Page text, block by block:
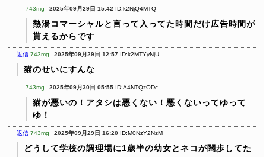
743mg 2025年09月29日 15:42 ID:k2NjQ4MTQ
熱湯コマーシャルと言って入ってた時間だけ広告時間が
貰えるからです
返信 743mg 2025年09月29日 12:57 ID:k2MTYyNjU
猫のせいにすんな
743mg 2025年09月30日 05:55 ID:A4NTQzODc
猫が悪いの！アタシは悪くない！悪くないってゆって
ゆ！
返信 743mg 2025年09月29日 16:20 ID:M0NzY2NzM
どうして学校の調理場に1歳半の幼女とネコが闊歩してた